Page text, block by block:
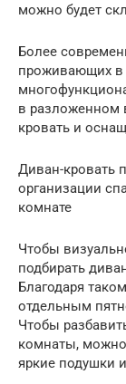
можно будет
Более
проживающих в
в разложенном
кровать и
Диван-кровать
организации
комнате
Чтобы
подбирать
Благодаря
отдельным
Чтобы
комнаты, можно
яркие подушки